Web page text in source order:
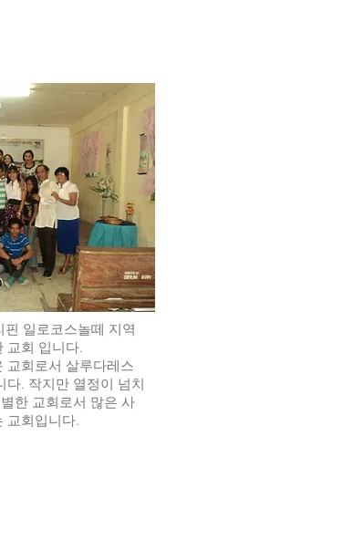
핀 일로코스놀떼 지역
교회 입니다.
교회로서 살루다레스
. 작지만 열정이 넘치
한 교회로서 많은 사
교회입니다.